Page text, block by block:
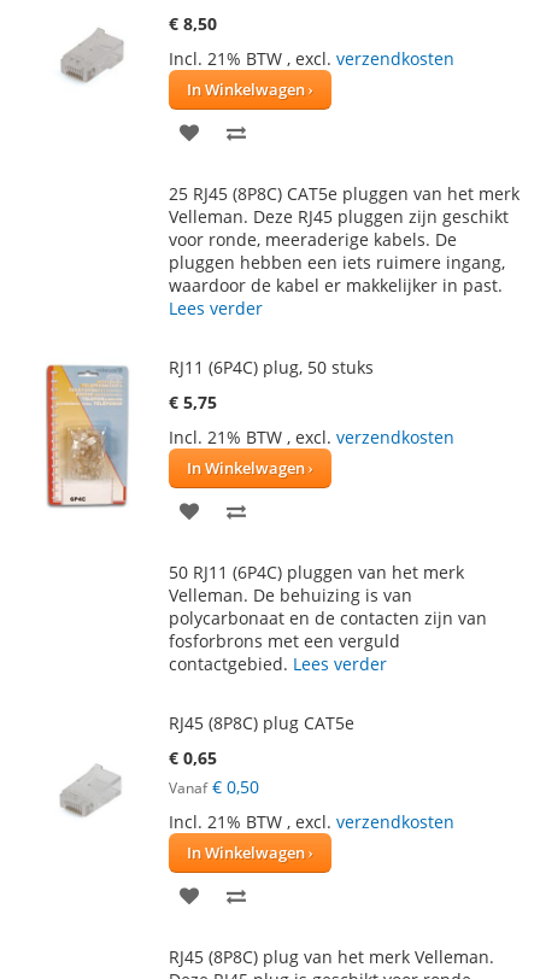
€ 8,50
Incl. 21% BTW , excl. verzendkosten
In Winkelwagen
VOEG
AAN
VERLANGLIJST
TE
VERGELIJKEN
25 RJ45 (8P8C) CAT5e pluggen van het merk
Velleman. Deze RJ45 pluggen zijn geschikt
voor ronde, meeraderige kabels. De
pluggen hebben een iets ruimere ingang,
waardoor de kabel er makkelijker in past.
Lees verder
RJ11 (6P4C) plug, 50 stuks
€ 5,75
Incl. 21% BTW , excl. verzendkosten
In Winkelwagen
VOEG
AAN
VERLANGLIJST
TE
VERGELIJKEN
50 RJ11 (6P4C) pluggen van het merk
Velleman. De behuizing is van
polycarbonaat en de contacten zijn van
fosforbrons met een verguld
contactgebied. Lees verder
RJ45 (8P8C) plug CAT5e
€ 0,65
Vanaf € 0,50
Incl. 21% BTW , excl. verzendkosten
In Winkelwagen
VOEG
RJ45 (8P8C) plug van het merk Velleman.